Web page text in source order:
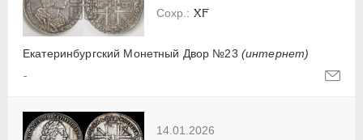
Екатеринбургский Монетный Двор №23 (интернет)
XF
-
14.01.2026